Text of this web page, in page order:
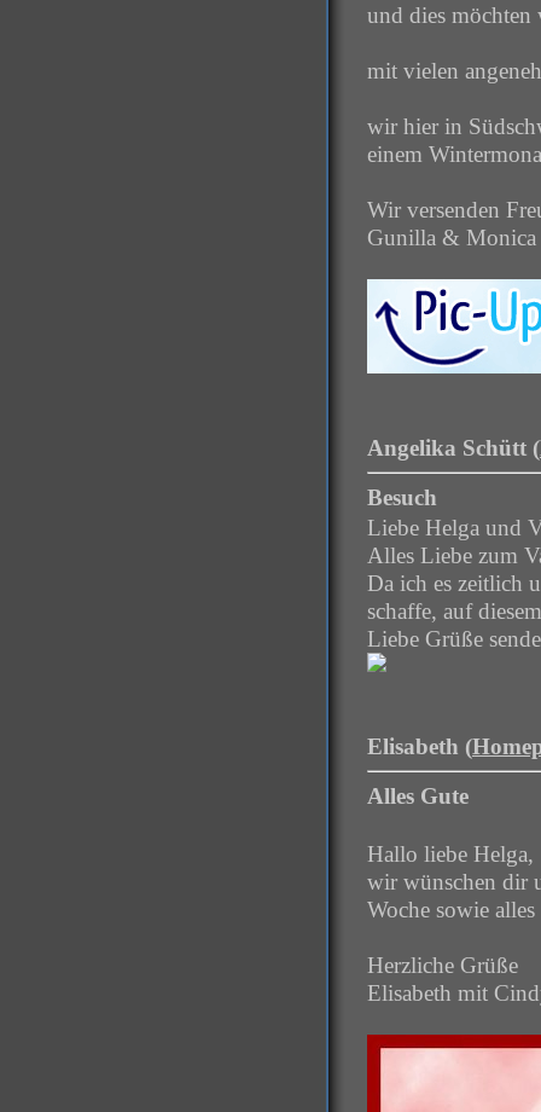
und dies möchten
mit vielen
wir hier in
einem
Wir versenden
Gunilla & Monica
Angelika Schütt (
Besuch
Liebe Helga und
Alles Liebe zum
Da ich es zeitlich
schaffe, auf
Liebe Grüße
Elisabeth (
Alles Gute
Hallo liebe Helga,
wir wünschen dir
Woche sowie
Herzliche Grüße
Elisabeth mit